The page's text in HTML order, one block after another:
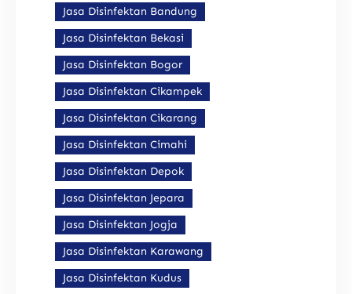
Jasa Disinfektan Bandung
Jasa Disinfektan Bekasi
Jasa Disinfektan Bogor
Jasa Disinfektan Cikampek
Jasa Disinfektan Cikarang
Jasa Disinfektan Cimahi
Jasa Disinfektan Depok
Jasa Disinfektan Jepara
Jasa Disinfektan Jogja
Jasa Disinfektan Karawang
Jasa Disinfektan Kudus